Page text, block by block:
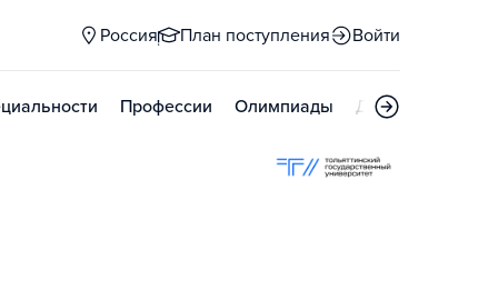
Россия План поступления Войти
Профессии Олимпиады Дни открытых